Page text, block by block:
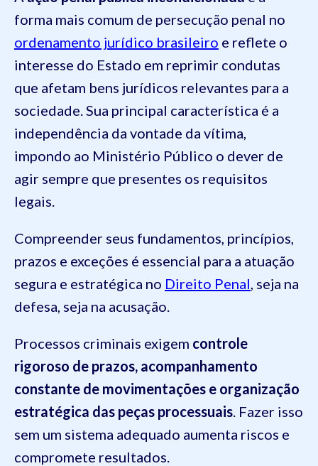
forma mais comum de persecução penal no
ordenamento jurídico brasileiro e reflete o
interesse do Estado em reprimir condutas
que afetam bens jurídicos relevantes para a
sociedade. Sua principal característica é a
independência da vontade da vítima,
impondo ao Ministério Público o dever de
agir sempre que presentes os requisitos
legais.
Compreender seus fundamentos, princípios,
prazos e exceções é essencial para a atuação
segura e estratégica no Direito Penal , seja na
defesa, seja na acusação.
Processos criminais exigem controle
rigoroso de prazos, acompanhamento
constante de movimentações e organização
estratégica das peças processuais . Fazer isso
sem um sistema adequado aumenta riscos e
compromete resultados.